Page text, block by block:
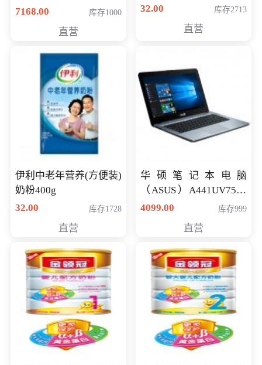
储卡全高清摄录一体机
清入门级摄像机
7168.00 库存1000
直营
32.00
库存2713
直营
伊利中老年营养(方便装)
奶粉400g
32.00
库存1728
直营
华硕笔记本电脑
（ASUS）A441UV7500
顽石（7代i7-7500U 4G
4099.00 库存999
直营